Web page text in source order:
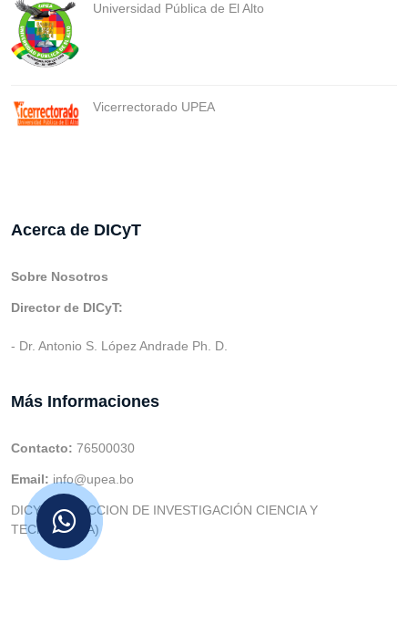
Universidad Pública de El Alto
Vicerrectorado UPEA
Acerca de DICyT
Sobre Nosotros
Director de DICyT:
- Dr. Antonio S. López Andrade Ph. D.
Más Informaciones
Contacto: 76500030
Email: info@upea.bo
DICYT (DIRECCION DE INVESTIGACIÓN CIENCIA Y
TECNOLOGIA)